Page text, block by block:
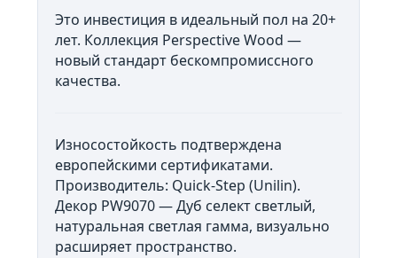
Это инвестиция в идеальный пол на 20+
лет. Коллекция Perspective Wood —
новый стандарт бескомпромиссного
качества.
Износостойкость подтверждена
европейскими сертификатами.
Производитель: Quick-Step (Unilin).
Декор PW9070 — Дуб селект светлый,
натуральная светлая гамма, визуально
расширяет пространство.